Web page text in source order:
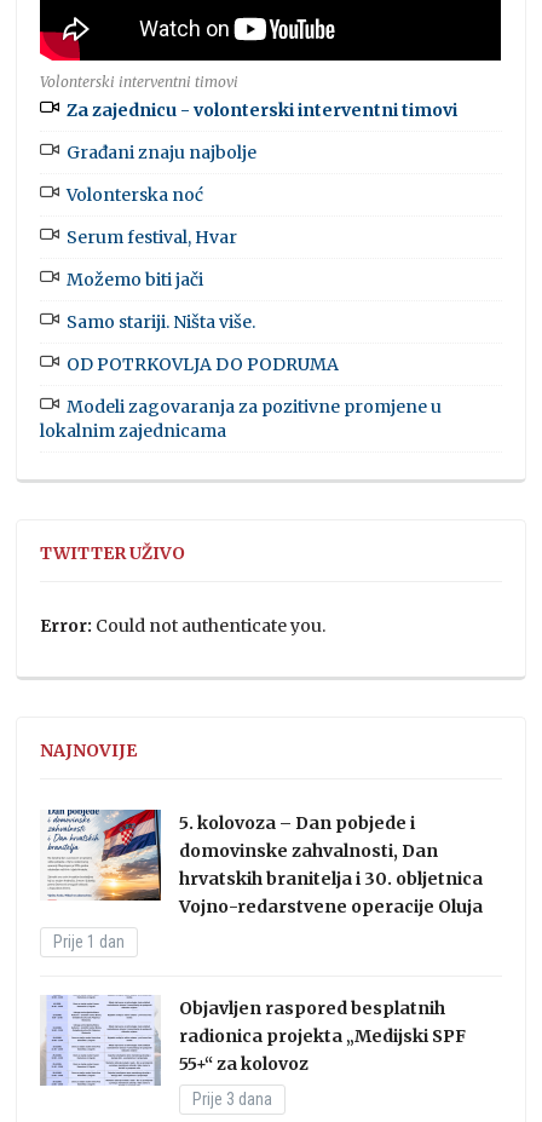
Volonterski interventni timovi
Za zajednicu - volonterski interventni timovi
Građani znaju najbolje
Volonterska noć
Serum festival, Hvar
Možemo biti jači
Samo stariji. Ništa više.
OD POTRKOVLJA DO PODRUMA
Modeli zagovaranja za pozitivne promjene u
lokalnim zajednicama
TWITTER UŽIVO
Error: Could not authenticate you.
NAJNOVIJE
5. kolovoza – Dan pobjede i
domovinske zahvalnosti, Dan
hrvatskih branitelja i 30. obljetnica
Vojno-redarstvene operacije Oluja
Prije 1 dan
Objavljen raspored besplatnih
radionica projekta „Medijski SPF
55+“ za kolovoz
Prije 3 dana